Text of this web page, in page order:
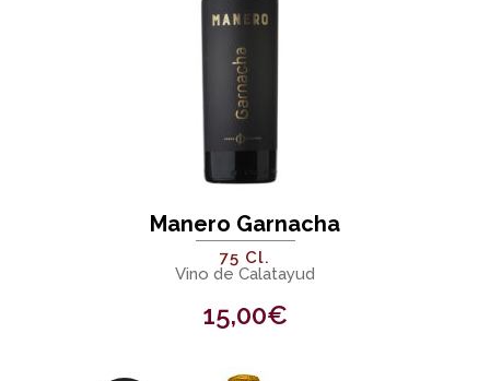
Manero Garnacha
75 Cl.
Vino de Calatayud
15,00€